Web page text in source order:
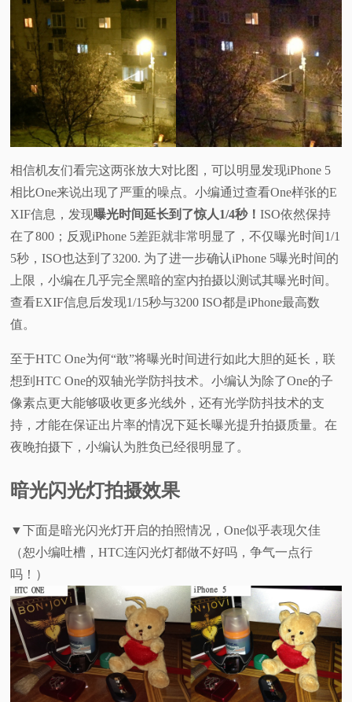
相信机友们看完这两张放大对比图，可以明显发现iPhone 5
相比One来说出现了严重的噪点。小编通过查看One样张的E
XIF信息，发现曝光时间延长到了惊人1/4秒！ISO依然保持
在了800；反观iPhone 5差距就非常明显了，不仅曝光时间1/1
5秒，ISO也达到了3200. 为了进一步确认iPhone 5曝光时间的
上限，小编在几乎完全黑暗的室内拍摄以测试其曝光时间。
查看EXIF信息后发现1/15秒与3200 ISO都是iPhone最高数
值。
至于HTC One为何“敢”将曝光时间进行如此大胆的延长，联
想到HTC One的双轴光学防抖技术。小编认为除了One的子
像素点更大能够吸收更多光线外，还有光学防抖技术的支
持，才能在保证出片率的情况下延长曝光提升拍摄质量。在
夜晚拍摄下，小编认为胜负已经很明显了。
暗光闪光灯拍摄效果
▼下面是暗光闪光灯开启的拍照情况，One似乎表现欠佳
（恕小编吐槽，HTC连闪光灯都做不好吗，争气一点行
吗！）